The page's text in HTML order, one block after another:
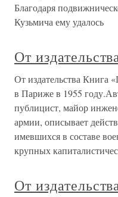
Благодаря
Кузьмича ему удалось
От
От издательства Книга
в Париже в 1955
публицист, майор
армии, описывает
имевшихся в составе
крупных
От